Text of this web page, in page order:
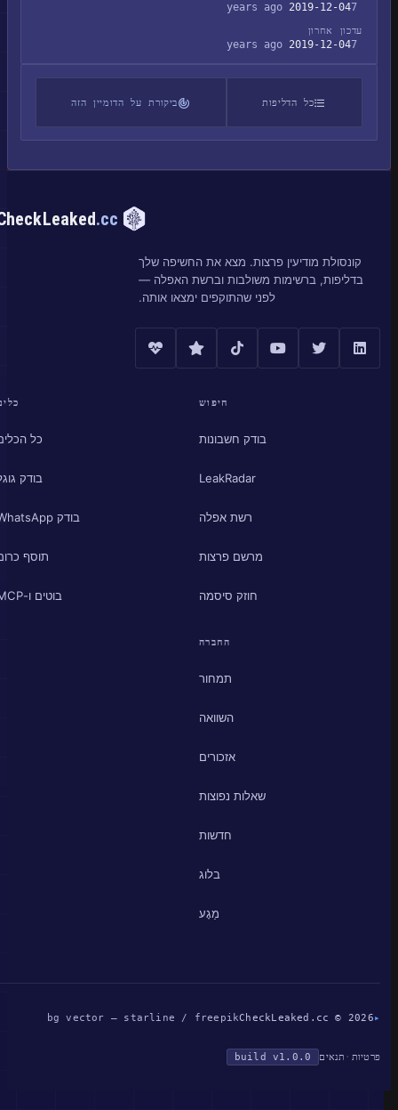
2019-12-04
עדכון אחרון
2019-12-04
כל הדליפות ביקורת על הדומיין הזה
CheckLeaked.cc
קונסולת מודיעין פרצות. מצא את החשיפה שלך
בדליפות, ברשימות משולבות וברשת האפלה —
לפני שהתוקפים ימצאו אותה.
חיפוש
בודק חשבונות
LeakRadar
רשת אפלה
מרשם פרצות
חוזק סיסמה
כלים
כל הכלים
בודק גוגל
בודק WhatsApp
תוסף כרום
בוטים ו-MCP
החברה
תמחור
השוואה
אזכורים
שאלות נפוצות
חדשות
בלוג
מַגָע
CheckLeaked.cc © 2026
bg vector — starline / freepik
פרטיות·תנאים build v1.0.0